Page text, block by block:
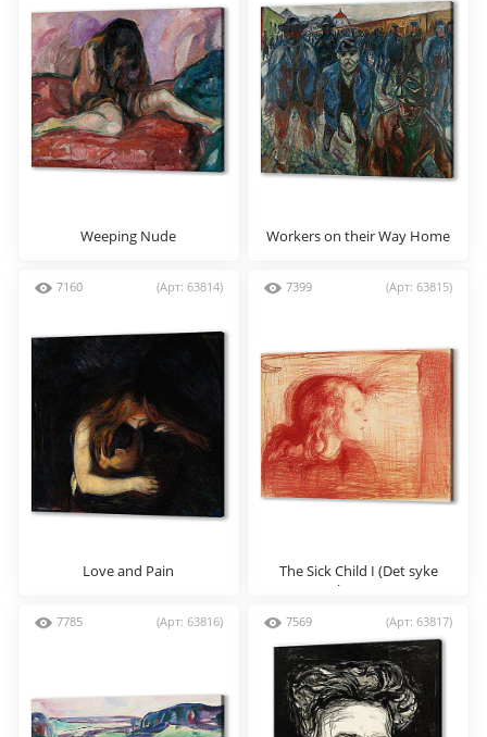
Weeping Nude Workers on their Way Home
7160 (Арт: 63814)
Love and Pain
7399 (Арт: 63815)
The Sick Child I (Det syke
barn I)
7785 (Арт: 63816) 7569 (Арт: 63817)